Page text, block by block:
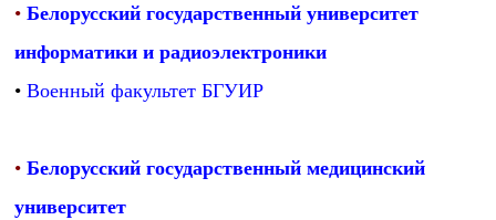
• Белорусский государственный университет
информатики и радиоэлектроники
• Военный факультет БГУИР
• Белорусский государственный медицинский
университет